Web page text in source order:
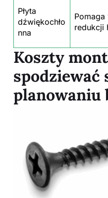
Płyta
dźwiękochło
nna
Pomaga
redukcji
Koszty
spodziewać
planowaniu